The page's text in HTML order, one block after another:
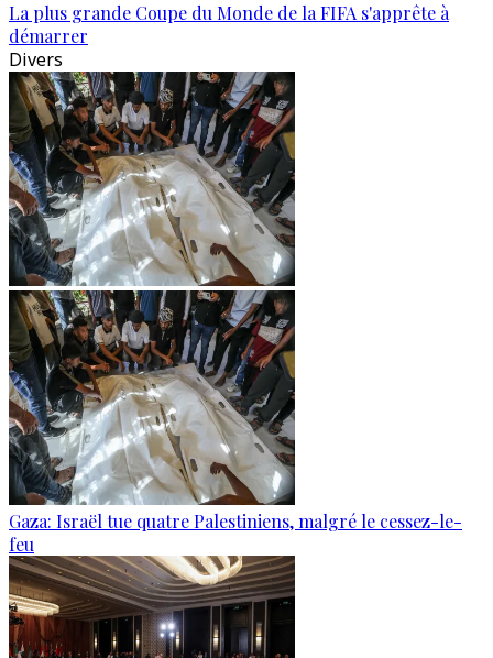
La plus grande Coupe du Monde de la FIFA s'apprête à
démarrer
Divers
Gaza: Israël tue quatre Palestiniens, malgré le cessez-le-
feu